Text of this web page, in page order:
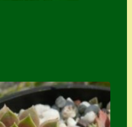
Versand von
Semps
Warenkorb